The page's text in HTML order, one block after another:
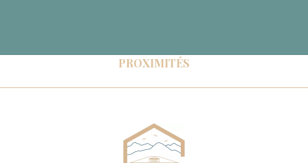
PROXIMITÉS